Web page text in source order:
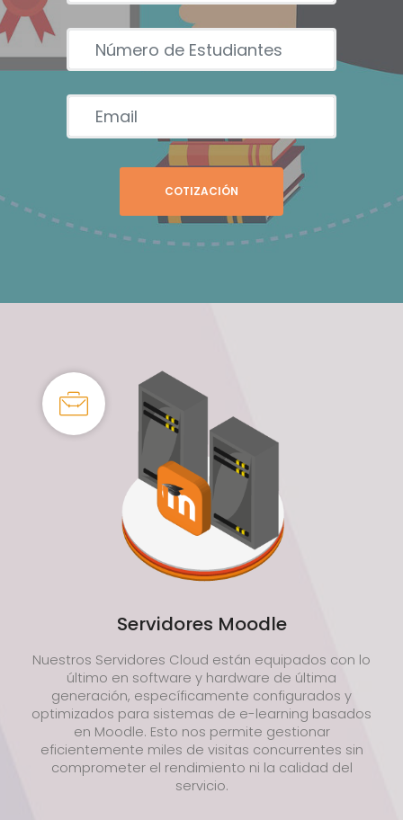
COTIZACIÓN
Servidores Moodle
Nuestros Servidores Cloud están equipados con lo
último en software y hardware de última
generación, específicamente configurados y
optimizados para sistemas de e-learning basados
en Moodle. Esto nos permite gestionar
eficientemente miles de visitas concurrentes sin
comprometer el rendimiento ni la calidad del
servicio.